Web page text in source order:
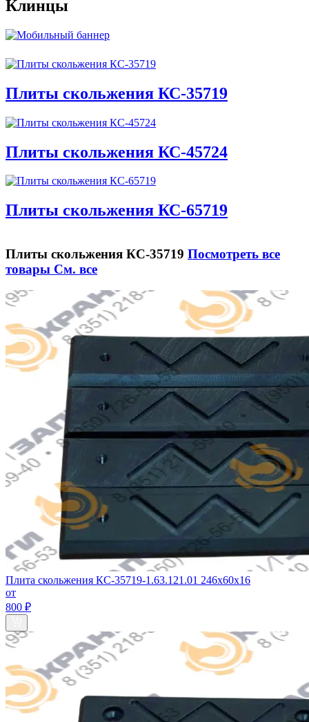
Клинцы
Плиты скольжения КС-35719
Плиты скольжения КС-45724
Плиты скольжения КС-65719
Плиты скольжения КС-35719 Посмотреть все
товары См. все
Плита скольжения КС-35719-1.63.121.01 246х60х16
от
800 ₽